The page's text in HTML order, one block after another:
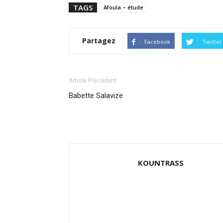
TAGS Afoula – étude
Partagez Facebook Twitter
Article Précédent
Babette Salavize
KOUNTRASS